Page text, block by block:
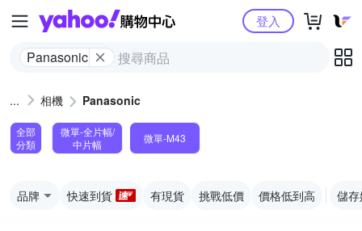
Yahoo購物中心
Panasonic
登入
相機 Panasonic
全部
分類
微單-全片幅/
中片幅
微單-M43
品牌 快速到貨 有現貨 挑戰低價 價格低到高 儲